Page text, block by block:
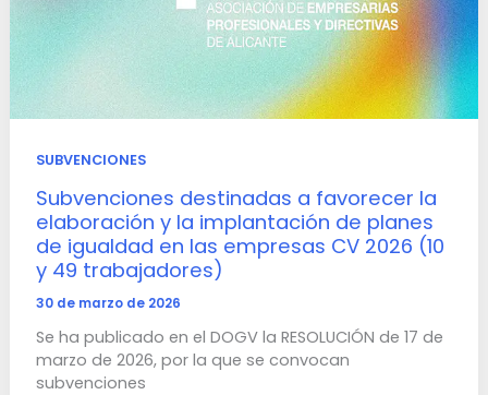
SUBVENCIONES
Subvenciones destinadas a favorecer la
elaboración y la implantación de planes
de igualdad en las empresas CV 2026 (10
y 49 trabajadores)
30 de marzo de 2026
Se ha publicado en el DOGV la RESOLUCIÓN de 17 de
marzo de 2026, por la que se convocan
subvenciones